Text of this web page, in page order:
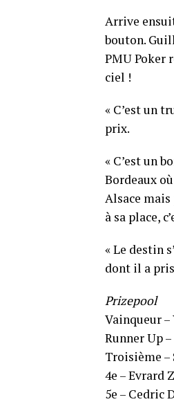
Arrive
bouton.
PMU Poker
ciel !
« C’est un
prix.
« C’est un
Bordeaux
Alsace mais
à sa place,
« Le destin
dont il a
Prizepool
Vainqueur –
Runner Up
Troisième –
4e – Evrard
5e – Cedric